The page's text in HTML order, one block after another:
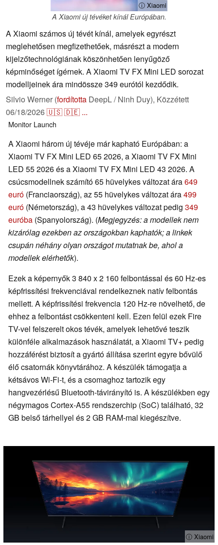
ⓘ Xiaomi
A Xiaomi új tévéket kínál Európában.
A Xiaomi számos új tévét kínál, amelyek egyrészt
meglehetősen megfizethetőek, másrészt a modern
kijelzőtechnológiának köszönhetően lenyűgöző
képminőséget ígérnek. A Xiaomi TV FX Mini LED sorozat
modelljeinek ára mindössze 349 eurótól kezdődik.
Silvio Werner (fordította DeepL / Ninh Duy), Közzétett
06/18/2026🇺🇸🇩🇪 ...
Monitor Launch
A Xiaomi három új tévéje már kapható Európában: a
Xiaomi TV FX Mini LED 65 2026, a Xiaomi TV FX Mini
LED 55 2026 és a Xiaomi TV FX Mini LED 43 2026. A
csúcsmodellnek számító 65 hüvelykes változat ára649
euró (Franciaország), az 55 hüvelykes változat ára499
euró (Németország), a 43 hüvelykes változat pedig 349
euróba (Spanyolország). (Megjegyzés: a modellek nem
kizárólag ezekben az országokban kaphatók; a linkek
csupán néhány olyan országot mutatnak be, ahol a
modellek elérhetők).
Ezek a képernyők 3 840 x 2 160 felbontással és 60 Hz-es
képfrissítési frekvenciával rendelkeznek natív felbontás
mellett. A képfrissítési frekvencia 120 Hz-re növelhető, de
ehhez a felbontást csökkenteni kell. Ezen felül ezek Fire
TV-vel felszerelt okos tévék, amelyek lehetővé teszik
különféle alkalmazások használatát, a Xiaomi TV+ pedig
hozzáférést biztosít a gyártó állítása szerint egyre bővülő
élő csatornák könyvtárához. A készülék támogatja a
kétsávos Wi-Fi-t, és a csomaghoz tartozik egy
hangvezérlésű Bluetooth-távirányító is. A készülékben egy
négymagos Cortex-A55 rendszerchip (SoC) található, 32
GB belső tárhellyel és 2 GB RAM-mal kiegészítve.
ⓘ Xiaomi